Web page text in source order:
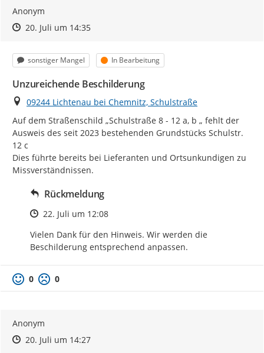
Anonym
Zeitpunkt des Erstellens
Zeitpunkt des Erstellens
20. Juli um 14:35Zur Äußerung
Kategorie
sonstiger Mangel Status
In Bearbeitung
Unzureichende Beschilderung
Ort
09244 Lichtenau bei Chemnitz, Schulstraße
Auf dem Straßenschild „Schulstraße 8 - 12 a, b „ fehlt der
Ausweis des seit 2023 bestehenden Grundstücks Schulstr.
12 c
Dies führte bereits bei Lieferanten und Ortsunkundigen zu
Missverständnissen.
Rückmeldung
Zeitpunkt des Erstellens
22. Juli um 12:08
Vielen Dank für den Hinweis. Wir werden die
Beschilderung entsprechend anpassen.
0 0
Anonym
Zeitpunkt des Erstellens
Zeitpunkt des Erstellens
20. Juli um 14:27Zur Äußerung